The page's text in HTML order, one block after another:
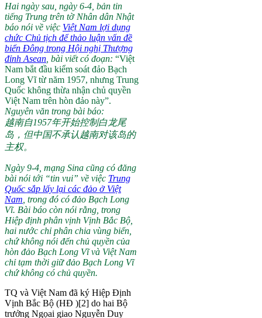
Hai ngày sau, ngày 6-4, bản tin
tiếng Trung trên tờ Nhân dân Nhật
báo nói về việc Việt Nam lợi dụng
chức Chủ tịch để thảo luận vấn đề
biển Đông trong Hội nghị Thượng
đỉnh Asean , bài viết có đoạn: “Việt
Nam bắt đầu kiểm soát đảo Bạch
Long Vĩ từ năm 1957, nhưng Trung
Quốc không thừa nhận chủ quyền
Việt Nam trên hòn đảo này”.
Nguyên văn trong bài báo:
越南自1957年开始控制白龙尾
岛，但中国不承认越南对该岛的
主权。
Ngày 9-4, mạng Sina cũng có đăng
bài nói tới “tin vui” về việc Trung
Quốc sắp lấy lại các đảo ở Việt
Nam , trong đó có đảo Bạch Long
Vĩ. Bài báo còn nói rằng, trong
Hiệp định phân vịnh Vịnh Bắc Bộ,
hai nước chỉ phân chia vùng biển,
chứ không nói đến chủ quyền của
hòn đảo Bạch Long Vĩ và Việt Nam
chỉ tạm thời giữ đảo Bạch Long Vĩ
chứ không có chủ quyền.
TQ và Việt Nam đã ký Hiệp Định
Vịnh Bắc Bộ (HĐ )[2] do hai Bộ
trưởng Ngọai giao Nguyễn Duy